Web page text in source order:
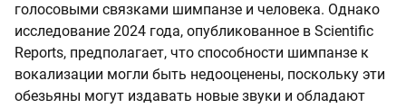
голосовыми связками шимпанзе и человека. Однако
исследование 2024 года, опубликованное в Scientific
Reports, предполагает, что способности шимпанзе к
вокализации могли быть недооценены, поскольку эти
обезьяны могут издавать новые звуки и обладают